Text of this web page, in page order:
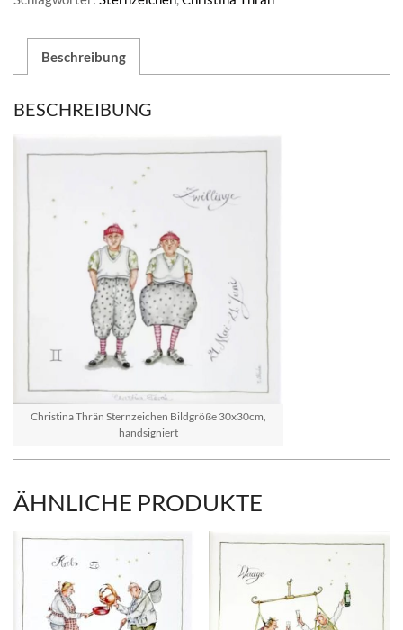
Beschreibung
BESCHREIBUNG
Christina Thrän Sternzeichen Bildgröße 30x30cm,
handsigniert
ÄHNLICHE PRODUKTE